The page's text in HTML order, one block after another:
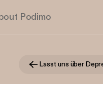
Podimo